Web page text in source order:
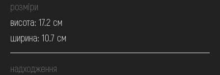
розміри
висота: 17.2 см
ширина: 10.7 см
надходження